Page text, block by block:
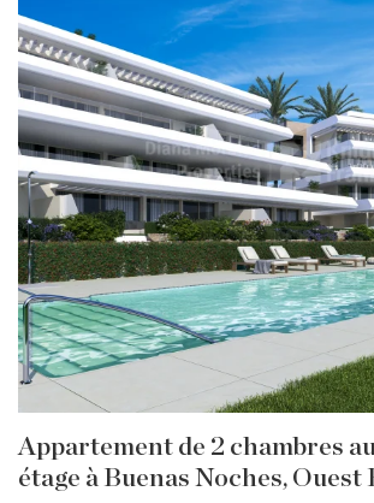
Appartement de 2 chambres
étage à Buenas Noches, Ouest